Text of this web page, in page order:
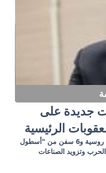
جديدة على
الرئيسية
العقوبات تشمل 19 كياناً بينها 6 بنوك روسية و6 سفن من "أسطول
وتزويد الصناعات